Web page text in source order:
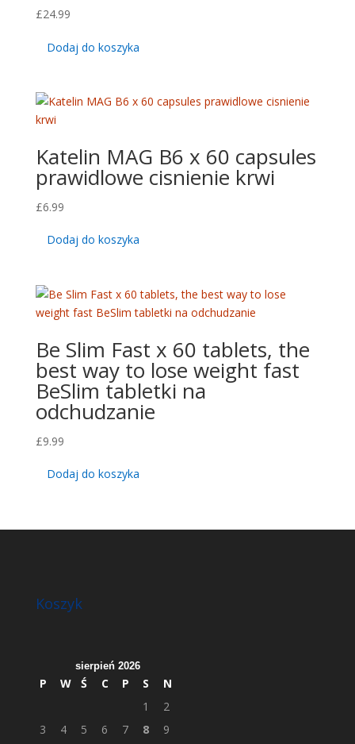
£24.99
Dodaj do koszyka
Katelin MAG B6 x 60 capsules
prawidlowe cisnienie krwi
£6.99
Dodaj do koszyka
Be Slim Fast x 60 tablets, the
best way to lose weight fast
BeSlim tabletki na
odchudzanie
£9.99
Dodaj do koszyka
Koszyk
sierpień 2026
P W Ś C P S
N
1
2
3
4 5 6 7 8 9